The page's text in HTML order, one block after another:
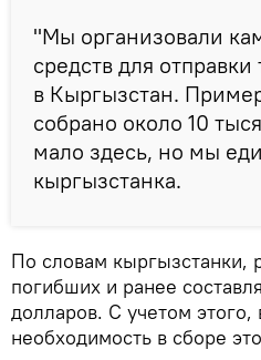
"Мы организовали
средств для
в Кыргызстан.
собрано около 10
мало здесь, но мы
кыргызстанка.
По словам кыргызстанки,
погибших и ранее
долларов. С учетом этого,
необходимость в сборе